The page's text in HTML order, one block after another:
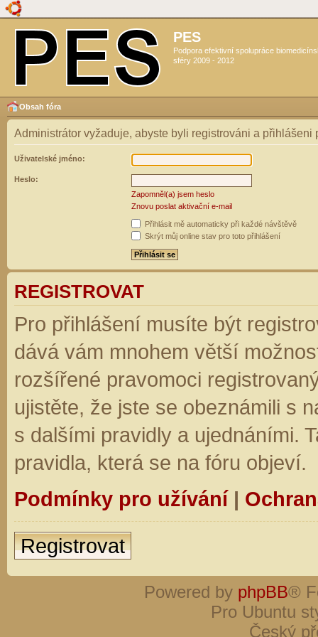
PES
Podpora efektivní spolupráce
sféry 2009 - 2012
Obsah fóra
Administrátor vyžaduje, abyste byli registrováni a přihlášeni
Uživatelské jméno:
Heslo:
Zapomněl(a) jsem heslo
Znovu poslat aktivační e-mail
Přihlásit mě automaticky při každé návštěvě
Skrýt můj online stav pro toto přihlášení
REGISTROVAT
Pro přihlášení musíte být
dává vám mnohem větší
rozšířené pravomoci
ujistěte, že jste se obeznámili s
s dalšími pravidly a ujednáními.
pravidla, která se na fóru objeví.
Podmínky pro užívání|
Registrovat
Powered by phpBB®
Pro Ubuntu
Český